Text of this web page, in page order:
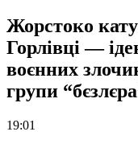
Жорстоко
Горлівці —
воєнних
групи
19:01